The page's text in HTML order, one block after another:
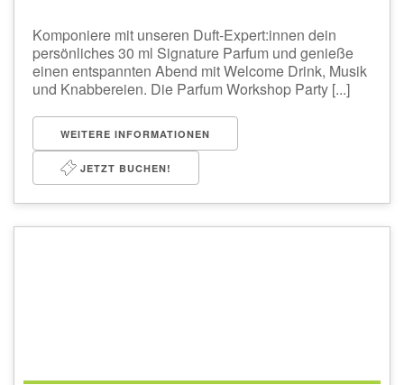
Komponiere mit unseren Duft-Expert:innen dein
persönliches 30 ml Signature Parfum und genieße
einen entspannten Abend mit Welcome Drink, Musik
und Knabbereien. Die Parfum Workshop Party [...]
WEITERE INFORMATIONEN
JETZT BUCHEN!